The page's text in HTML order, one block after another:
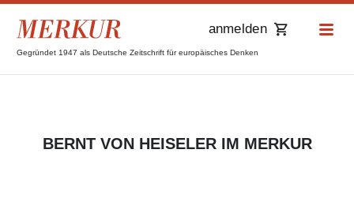
Gegründet 1947 als Deutsche Zeitschrift für europäisches Denken
anmelden
BERNT VON HEISELER IM MERKUR